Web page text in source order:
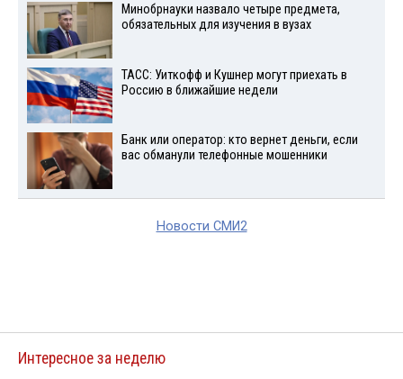
Минобрнауки назвало четыре предмета,
обязательных для изучения в вузах
ТАСС: Уиткофф и Кушнер могут приехать в
Россию в ближайшие недели
Банк или оператор: кто вернет деньги, если
вас обманули телефонные мошенники
Новости СМИ2
Интересное за неделю